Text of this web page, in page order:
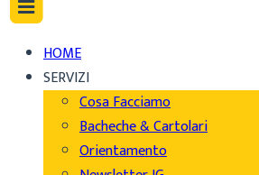
HOME
SERVIZI
Cosa Facciamo
Bacheche & Cartolari
Orientamento